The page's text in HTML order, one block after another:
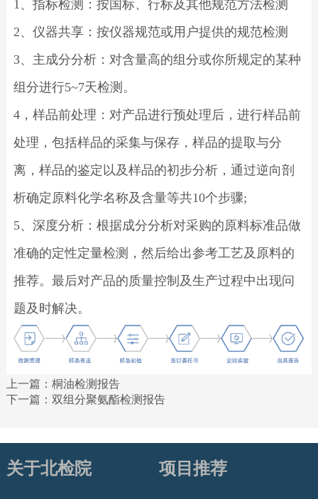
1、指标检测：按国标、行标及其他规范方法检测
2、仪器共享：按仪器规范或用户提供的规范检测
3、主成分分析：对含量高的组分或你所规定的某种
组分进行5~7天检测。
4，样品前处理：对产品进行预处理后，进行样品前
处理，包括样品的采集与保存，样品的提取与分
离，样品的鉴定以及样品的初步分析，通过逆向剖
析确定原料化学名称及含量等共10个步骤;
5、深度分析：根据成分分析对采购的原料标准品做
准确的定性定量检测，然后给出参考工艺及原料的
推荐。最后对产品的质量控制及生产过程中出现问
题及时解决。
上一篇： 桐油检测报告
下一篇： 双组分聚氨酯检测报告
关于北检院 项目推荐